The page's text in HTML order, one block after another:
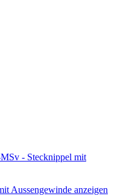
- Stecknippel mit
Aussengewinde anzeigen